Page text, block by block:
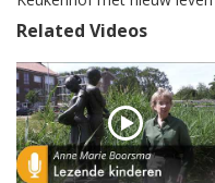
Related Videos